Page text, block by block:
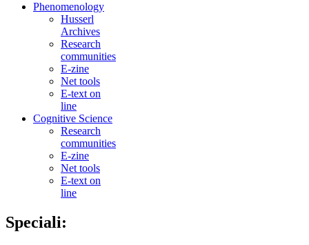
Phenomenology
Husserl
Archives
Research
communities
E-zine
Net tools
E-text on
line
Cognitive Science
Research
communities
E-zine
Net tools
E-text on
line
Speciali: